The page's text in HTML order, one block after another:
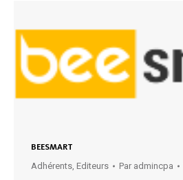
BEESMART
Adhérents, Editeurs Par admincpa